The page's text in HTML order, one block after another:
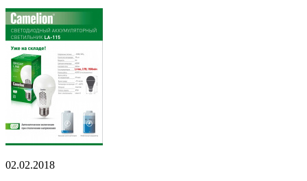
02.02.2018